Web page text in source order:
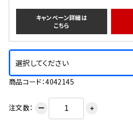
キャンペーン詳細は
こちら
選択してください
商品コード：4042145
注文数： ー ＋